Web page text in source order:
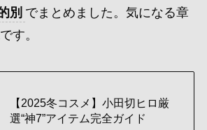
別 でまとめました。気になる章
す。
【2025冬コスメ】小田切ヒロ厳
選“神7”アイテム完全ガイド